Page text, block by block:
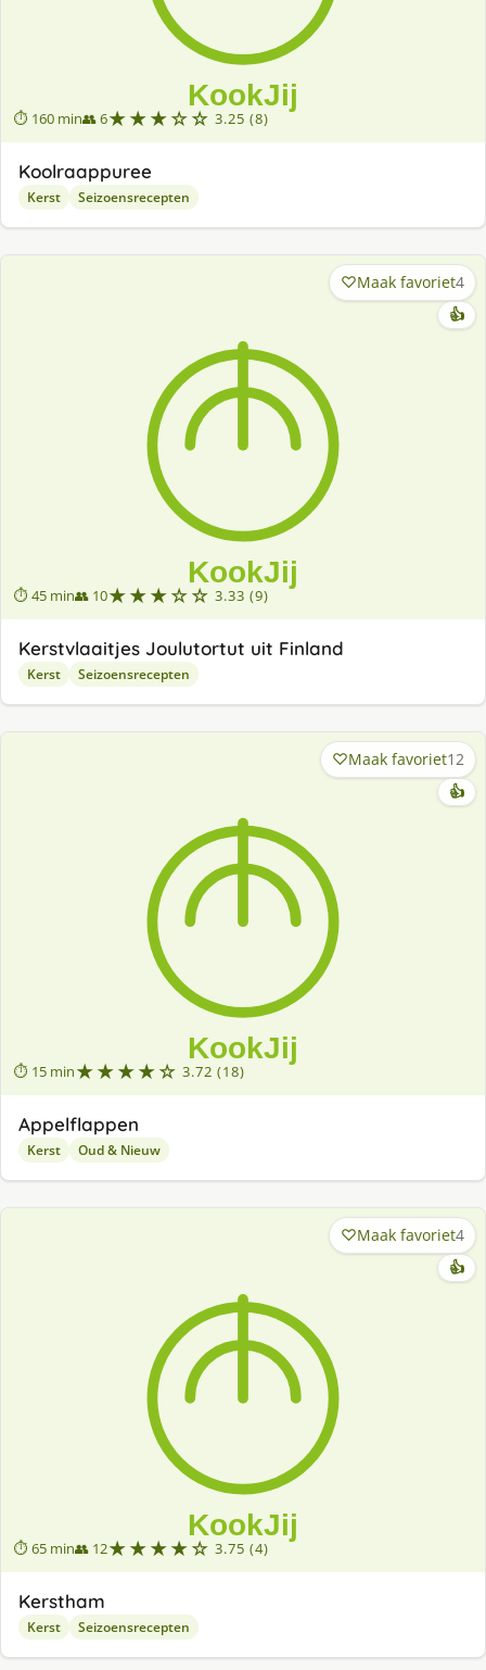
⏱ 160 min👥 6★★★☆☆ 3.25 (8)
Koolraappuree
Kerst Seizoensrecepten
⏱ 45 min👥 10★★★☆☆ 3.33 (9)
Maak favoriet4
👍
Kerstvlaaitjes Joulutortut uit Finland
Kerst Seizoensrecepten
⏱ 15 min★★★★☆ 3.72 (18)
Maak favoriet12
👍
Appelflappen
Kerst Oud & Nieuw
⏱ 65 min👥 12★★★★☆ 3.75 (4)
Maak favoriet4
👍
Kerstham
Kerst Seizoensrecepten